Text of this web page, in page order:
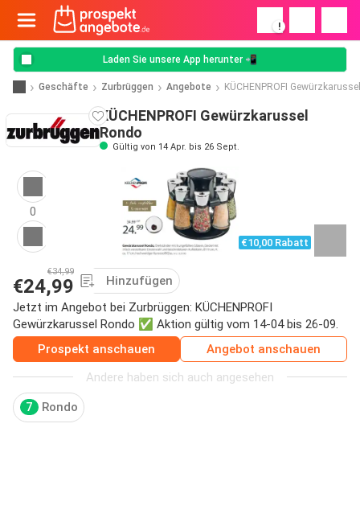
!
Laden Sie unsere App herunter 📲
Geschäfte Zurbrüggen Angebote KÜCHENPROFI
KÜCHENPROFI Gewürzkarussel
Rondo
Gültig von 14 Apr. bis 26 Sept.
0
€10,00 Rabatt
€34,99
€24,99
Hinzufügen
Jetzt im Angebot bei Zurbrüggen: KÜCHENPROFI
Gewürzkarussel Rondo ✅ Aktion gültig vom 14-04 bis 26-09.
Prospekt anschauen
Angebot anschauen
Andere haben sich auch angesehen
7 Rondo